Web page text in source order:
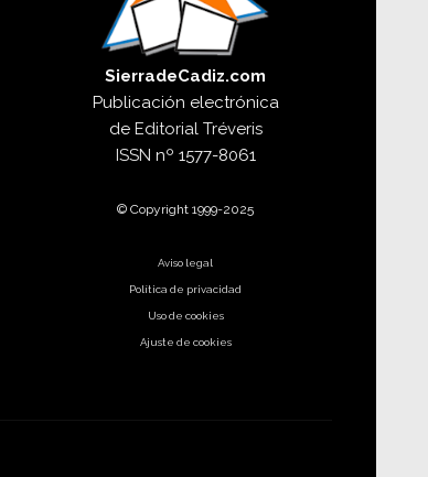
SierradeCadiz.com
Publicación electrónica
de Editorial Tréveris
ISSN nº 1577-8061
© Copyright 1999-2025
Aviso legal
Política de privacidad
Uso de cookies
Ajuste de cookies